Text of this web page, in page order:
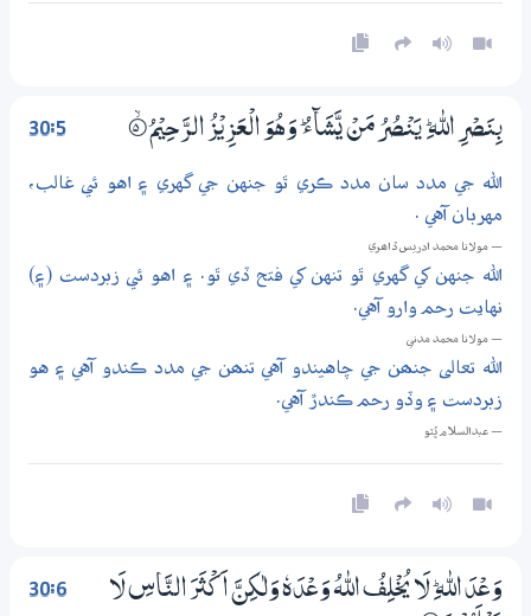
30:5 بِنَصْرِ اللّٰهِ ۭ يَنْصُرُ مَنْ يَّشَاۗءُ ۭ وَهُوَ الْعَزِيْزُ الرَّحِيْمُ 5‏۝ۙ
الله جي مدد سان مدد ڪري ٿو جنهن جي گهري ۽ اهو ئي غالب،
مهربان آهي .
— مولانا محمد ادريس ڏاھري
الله جنهن کي گهري ٿو تنهن کي فتح ڏي ٿو. ۽ اهو ئي زبردست (۽)
نهايت رحم وارو آهي.
— مولانا محمد مدني
الله تعالى جنھن جي چاهيندو آهي تنھن جي مدد ڪندو آهي ۽ هو
زبردست ۽ وڏو رحم ڪندڙ آهي.
— عبدالسلام ڀُٽو
30:6
وَعْدَ اللّٰهِ ۭ لَا يُخْلِفُ اللّٰهُ وَعْدَهٗ وَلٰكِنَّ اَكْثَرَ النَّاسِ لَا